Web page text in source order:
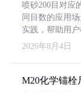
喷砂200目对应
同目数的应用
实践，帮助用
2026年8月4日
M20化学锚栓